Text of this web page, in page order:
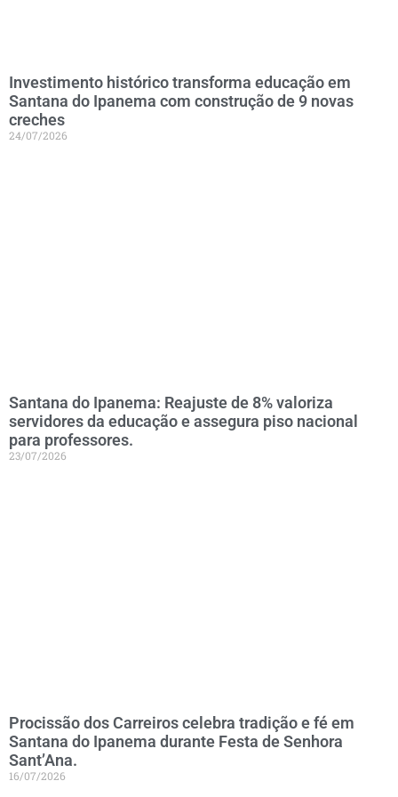
Investimento histórico transforma educação em
Santana do Ipanema com construção de 9 novas
creches
24/07/2026
Santana do Ipanema: Reajuste de 8% valoriza
servidores da educação e assegura piso nacional
para professores.
23/07/2026
Procissão dos Carreiros celebra tradição e fé em
Santana do Ipanema durante Festa de Senhora
Sant’Ana.
16/07/2026